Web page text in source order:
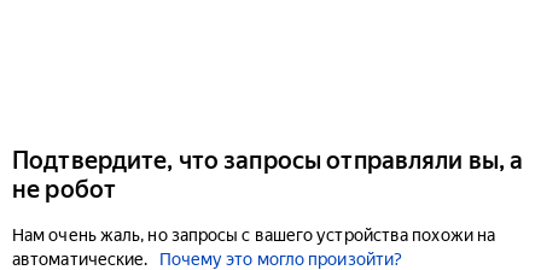
Подтвердите, что запросы отправляли вы, а
не робот
Нам очень жаль, но запросы с вашего устройства похожи на
автоматические.
Почему это могло произойти?